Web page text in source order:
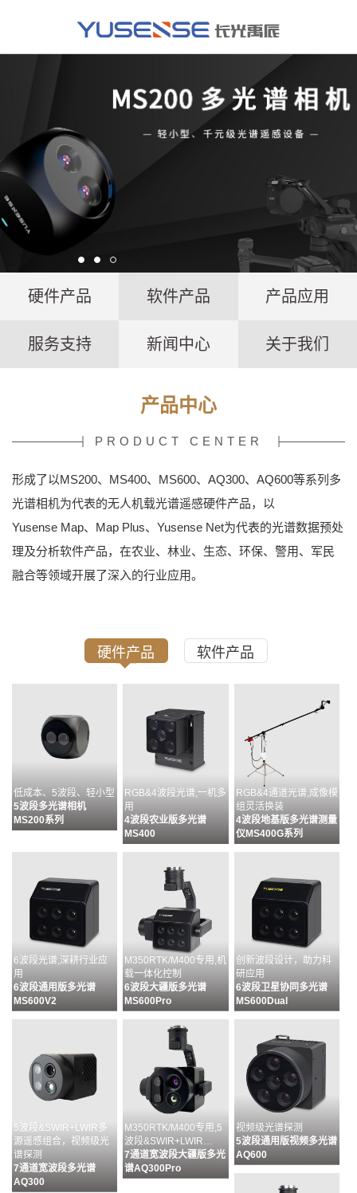
硬件产品 软件产品 产品应用
服务支持 新闻中心 关于我们
产品中心
PRODUCT CENTER
形成了以MS200、MS400、MS600、AQ300、AQ600等系列多
光谱相机为代表的无人机载光谱遥感硬件产品，以
Yusense Map、Map Plus、Yusense Net为代表的光谱数据预处
理及分析软件产品，在农业、林业、生态、环保、警用、军民
融合等领域开展了深入的行业应用。
硬件产品 软件产品
低成本、5波段、轻小型
5波段多光谱相机
MS200系列
RGB&4波段光谱,一机多
用
4波段农业版多光谱
MS400
RGB&4通道光谱,成像模
组灵活换装
4波段地基版多光谱测量
仪MS400G系列
6波段光谱,深耕行业应
用
6波段通用版多光谱
MS600V2
M350RTK/M400专用,机
载一体化控制
6波段大疆版多光谱
MS600Pro
创新波段设计，助力科
研应用
6波段卫星协同多光谱
MS600Dual
5波段&SWIR+LWIR多
源遥感组合，视频级光
谱探测
7通道宽波段多光谱
AQ300
M350RTK/M400专用,5
波段&SWIR+LWIR…
7通道宽波段大疆版多光
谱AQ300Pro
视频级光谱探测
5波段通用版视频多光谱
AQ600